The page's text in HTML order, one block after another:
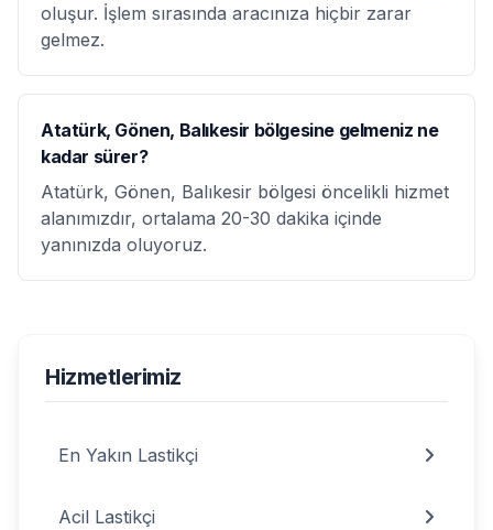
oluşur. İşlem sırasında aracınıza hiçbir zarar
gelmez.
Atatürk, Gönen, Balıkesir bölgesine gelmeniz ne
kadar sürer?
Atatürk, Gönen, Balıkesir bölgesi öncelikli hizmet
alanımızdır, ortalama 20-30 dakika içinde
yanınızda oluyoruz.
Hizmetlerimiz
En Yakın Lastikçi
Acil Lastikçi